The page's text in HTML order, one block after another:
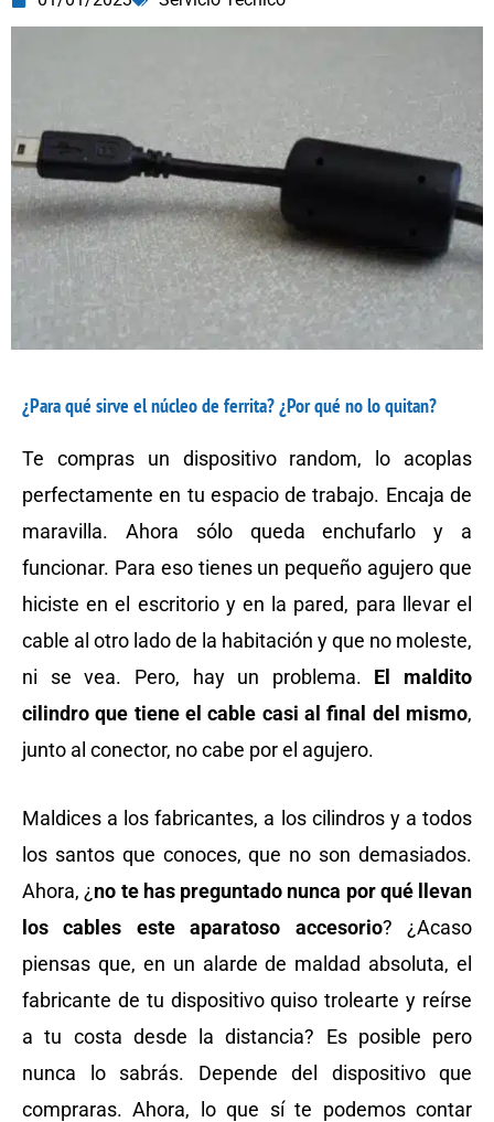
¿Para qué sirve el núcleo de ferrita? ¿Por qué no lo quitan?
Te compras un dispositivo random, lo acoplas
perfectamente en tu espacio de trabajo. Encaja de
maravilla. Ahora sólo queda enchufarlo y a
funcionar. Para eso tienes un pequeño agujero que
hiciste en el escritorio y en la pared, para llevar el
cable al otro lado de la habitación y que no moleste,
ni se vea. Pero, hay un problema. El maldito
cilindro que tiene el cable casi al final del mismo,
junto al conector, no cabe por el agujero.
Maldices a los fabricantes, a los cilindros y a todos
los santos que conoces, que no son demasiados.
Ahora, ¿no te has preguntado nunca por qué llevan
los cables este aparatoso accesorio? ¿Acaso
piensas que, en un alarde de maldad absoluta, el
fabricante de tu dispositivo quiso trolearte y reírse
a tu costa desde la distancia? Es posible pero
nunca lo sabrás. Depende del dispositivo que
compraras. Ahora, lo que sí te podemos contar